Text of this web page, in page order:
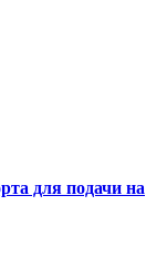
для подачи на